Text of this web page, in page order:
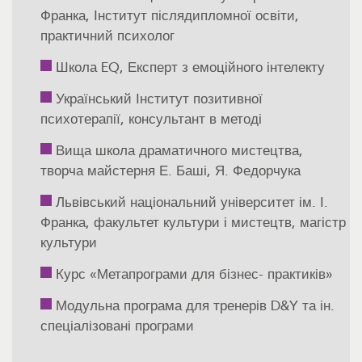
Франка, Інститут післядипломної освіти,
практичний психолог
Школа EQ, Експерт з емоційного інтелекту
Український Інститут позитивної
психотерапії, консультант в методі
Вища школа драматичного мистецтва,
творча майстерня Е. Баші, Я. Федорчука
Львівський національний університет ім. І.
Франка, факультет культури і мистецтв, магістр
культури
Курс «Метапрограми для бізнес- практиків»
Модульна програма для тренерів D&Y та ін.
спеціалізовані програми